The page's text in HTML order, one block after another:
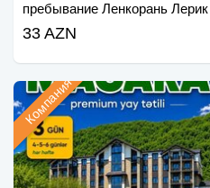
пребывание Ленкорань Лерик
Астара
33 AZN
Компания